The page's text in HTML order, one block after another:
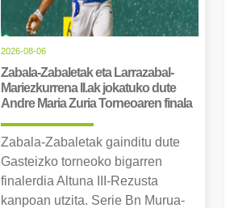
2026-08-06
Zabala-Zabaletak eta Larrazabal-
Mariezkurrena II.ak jokatuko dute
Andre Maria Zuria Torneoaren finala
Zabala-Zabaletak gainditu dute
Gasteizko torneoko bigarren
finalerdia Altuna III-Rezusta
kanpoan utzita. Serie Bn Murua-